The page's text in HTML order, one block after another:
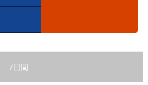
7日間